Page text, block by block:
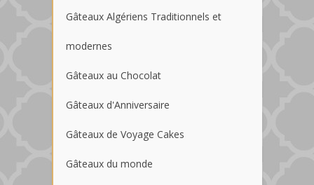
Gâteaux Algériens Traditionnels et
modernes
Gâteaux au Chocolat
Gâteaux d'Anniversaire
Gâteaux de Voyage Cakes
Gâteaux du monde